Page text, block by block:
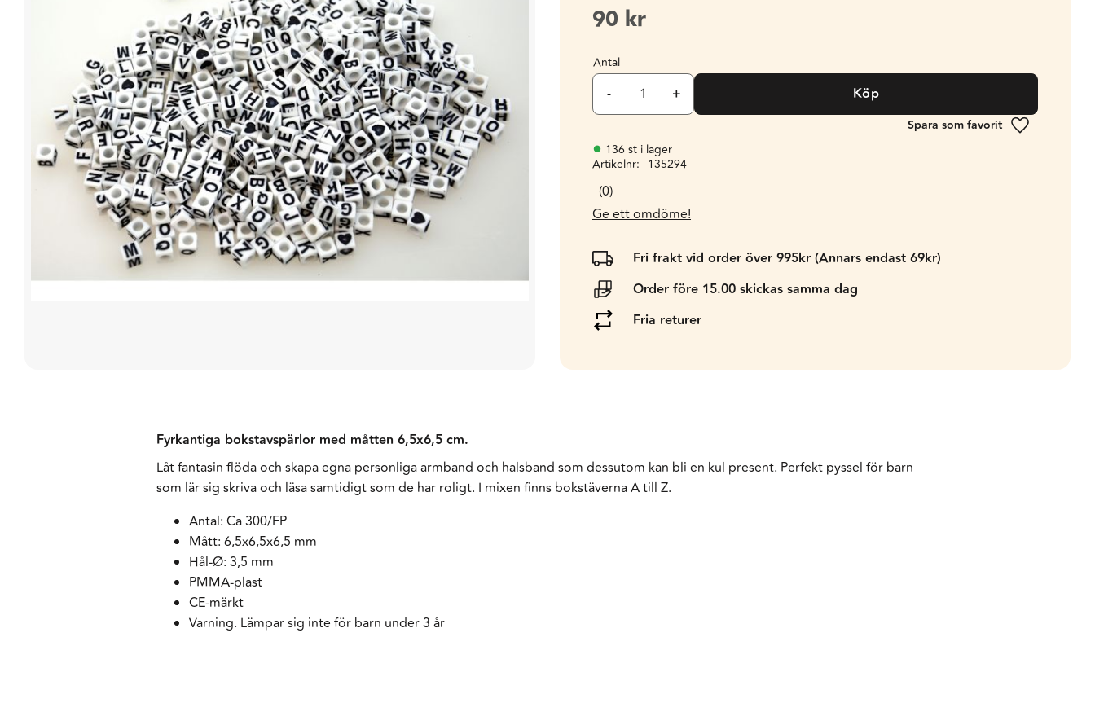
90 kr
Antal
+
- Köp
Lägg till i
136 st i lager
Artikelnr
135294
0
Ge ett omdöme!
Fri frakt vid order över 995kr (Annars endast 69kr)
Order före 15.00 skickas samma dag
Fria returer
Fyrkantiga bokstavspärlor med måtten 6,5x6,5 cm.
Låt fantasin flöda och skapa egna personliga armband och halsband som dessutom kan bli en kul present. Perfekt pyssel för barn
som lär sig skriva och läsa samtidigt som de har roligt. I mixen finns bokstäverna A till Z.
Antal: Ca 300/FP
Mått: 6,5x6,5x6,5 mm
Hål-Ø: 3,5 mm
PMMA-plast
CE-märkt
Varning. Lämpar sig inte för barn under 3 år